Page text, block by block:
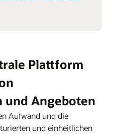
Plattform
und Angeboten
Aufwand und die
und einheitlichen